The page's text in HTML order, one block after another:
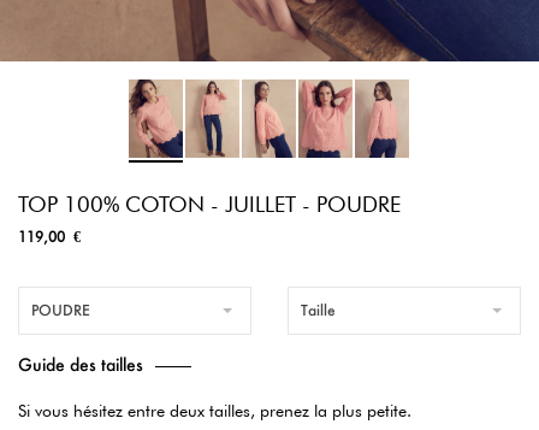
TOP 100% COTON - JUILLET - POUDRE
119,00 €
POUDRE Taille
Guide des tailles
Si vous hésitez entre deux tailles, prenez la plus petite.